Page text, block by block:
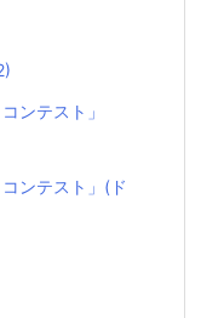
ンテスト」
ンテスト」(ド